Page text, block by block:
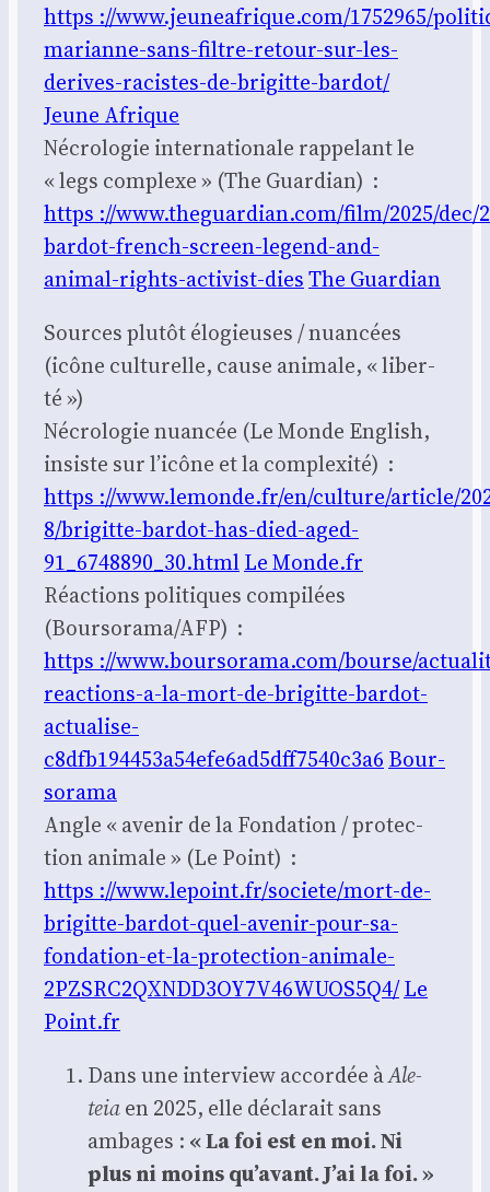
https ://www.jeuneafrique.com/1752965/
marianne-sans-filtre-retour-sur-les-
derives-racistes-de-brigitte-bardot/
Jeune Afrique
Nécro­lo­gie inter­na­tio­nale rap­pe­lant le
« legs com­plexe » (The Guar­dian) :
https ://www.theguardian.com/film/2025/
bardot-french-screen-legend-and-
animal-rights-activist-diesThe Guar­dian
Sources plu­tôt élo­gieuses / nuan­cées
(icône cultu­relle, cause ani­male, « liber­
té »)
Nécro­lo­gie nuan­cée (Le Monde English,
insiste sur l’icône et la com­plexi­té) :
https ://www.lemonde.fr/en/culture/article/
8/brigitte-bardot-has-died-aged-
91_6748890_30.htmlLe Monde.fr
Réac­tions poli­tiques com­pi­lées
(Boursorama/AFP) :
https ://www.boursorama.com/bourse/
reactions-a-la-mort-de-brigitte-bardot-
actualise-
c8dfb194453a54efe6ad5dff7540c3a6 Bour­
so­ra­ma
Angle « ave­nir de la Fon­da­tion / pro­tec­
tion ani­male » (Le Point) :
https ://www.lepoint.fr/societe/mort-de-
brigitte-bardot-quel-avenir-pour-sa-
fondation-et-la-protection-animale-
2PZSRC2QXNDD3OY7V46WUOS5Q4/Le
Point.fr
Dans une inter­view accor­dée àAle­
teiaen 2025, elle décla­rait sans
ambages : « La foi est en moi. Ni
plus ni moins qu’avant. J’ai la foi. »